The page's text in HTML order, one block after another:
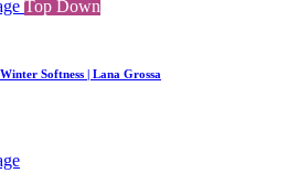
Top Down
Softness | Lana Grossa